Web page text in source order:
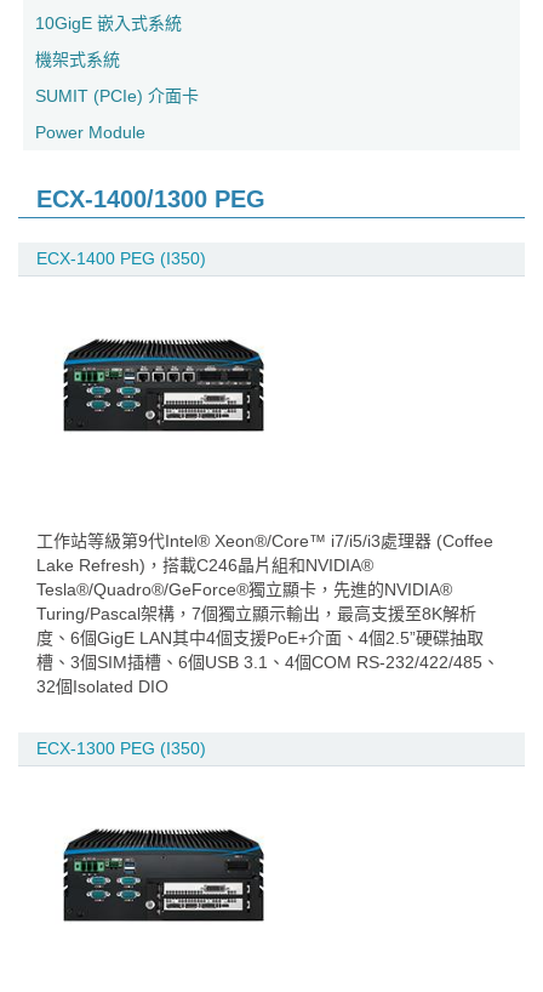
10GigE 嵌入式系統
機架式系統
SUMIT (PCIe) 介面卡
Power Module
ECX-1400/1300 PEG
ECX-1400 PEG (I350)
工作站等級第9代Intel® Xeon®/Core™ i7/i5/i3處理器 (Coffee
Lake Refresh)，搭載C246晶片組和NVIDIA®
Tesla®/Quadro®/GeForce®獨立顯卡，先進的NVIDIA®
Turing/Pascal架構，7個獨立顯示輸出，最高支援至8K解析
度、6個GigE LAN其中4個支援PoE+介面、4個2.5”硬碟抽取
槽、3個SIM插槽、6個USB 3.1、4個COM RS-232/422/485、
32個Isolated DIO
ECX-1300 PEG (I350)